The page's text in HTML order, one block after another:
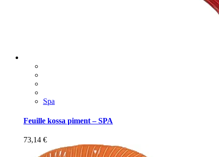
Spa
Feuille kossa piment – SPA
73,14 €